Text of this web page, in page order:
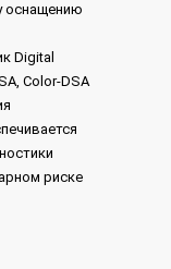
оснащению
Digital
Color-DSA
риске